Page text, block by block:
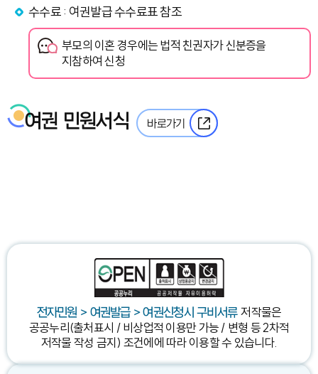
수수료 : 여권발급 수수료표 참조
부모의 이혼 경우에는 법적 친권자가 신분증을
지참하여 신청
여권 민원서식 바로가기
전자민원 > 여권발급 > 여권신청시 구비서류 저작물은
공공누리(출처표시 / 비상업적 이용만 가능 / 변형 등 2차적
저작물 작성 금지) 조건에에 따라 이용할 수 있습니다.